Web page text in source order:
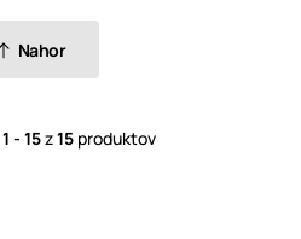
Nahor
1 - 15z15produktov